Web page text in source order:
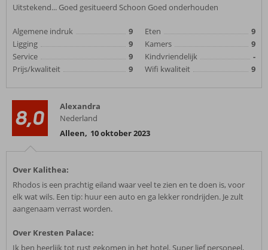
Uitstekend... Goed gesitueerd Schoon Goed onderhouden
Algemene indruk
9
Ligging
9
Service
9
Prijs/kwaliteit
9
Eten
9
Kamers
9
Kindvriendelijk
-
Wifi kwaliteit
9
8,0
Alexandra
Nederland
Alleen, 10 oktober 2023
Over Kalithea:
Rhodos is een prachtig eiland waar veel te zien en te doen is, voor
elk wat wils. Een tip: huur een auto en ga lekker rondrijden. Je zult
aangenaam verrast worden.
Over Kresten Palace:
Ik ben heerlijk tot rust gekomen in het hotel. Super lief personeel,